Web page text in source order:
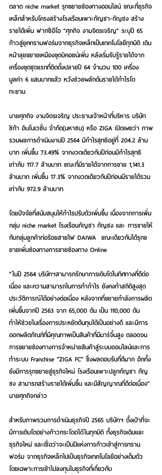
ตลาด niche market รุกขยายช่องทางออนไลน์ ขณะที่ธุรกิจ
เหล็กสำหรับโครงสร้างโรงเรือนเพาะกัญชา-กัญชง สร้าง
รายได้เพิ่ม ฟากซีอีโอ "ศุภกิจ งามจิตรเจริญ" ระบุปี 65
ก้าวสู่ยุคทรานฟอร์มจากธุรกิจเหล็กเป็นเทคโนโลยีทุกมิติ เดิน
หน้าลุยขยายเหมืองขุดบิคอยน์เพิ่ม หลังเริ่มรับรู้รายได้จาก
เครื่องขุดชุดแรกที่ติดตั้งปลายปี 64 จำนวน 100 เครื่อง
มูลค่า 6 แสนบาทแล้ว หวังช่วยผลักดันรายได้กำไรโต
ทะยาน
นายศุภกิจ งามจิตรเจริญ ประธานเจ้าหน้าที่บริหาร บริษัท
ซิก้า อินโนเวชั่น จำกัด(มหาชน) หรือ ZIGA เปิดเผยว่า ภาพ
รวมผลการดำเนินงานปี 2564 มีกำไรสุทธิอยู่ที่ 204.2 ล้าน
บาท เพิ่มขึ้น 73.49% จากงวดเดียวกันปีก่อนมีกำไรสุทธิ
เท่ากับ 117.7 ล้านบาท ขณะที่มีรายได้จากการขาย 1,141.3
ล้านบาท เพิ่มขึ้น 17.3% จากงวดเดียวกันปีก่อนมีรายได้รวม
เท่ากับ 972.9 ล้านบาท
โดยปัจจัยที่สนับสนุนให้กำไรปรับตัวเพิ่มขึ้น เนื่องจากการเพิ่ม
กลุ่ม niche market โรงเรือนกัญชา กัญชง และ การขายให้
กับกลุ่มลูกค้าท่อร้อยสายไฟ DAIWA  ขณะเดียวกันได้รุกข
ยายเพิ่มช่องทางการขายช่องทาง Online
"ในปี 2564 บริษัทฯสามารถรักษาการเติบโตในทิศทางที่ดีต่อ
เนื่อง และความสามารถในการทำกำไร ยังคงทำสถิติสูงสุด
ประวัติการณ์ได้อย่างต่อเนื่อง หลังจากที่ขยายกำลังการผลิต
เพิ่มขึ้นจากปี 2563 จาก 65,000 ตัน เป็น 110,000 ตัน
ทำให้ช่วยในเรื่องการประหยัดต้นทุนได้เป็นอย่างดี และมีการ
ออกผลิตภัณฑ์ที่มีคุณภาพเป็นสินค้าที่มีมาร์จิ้นสูง ตลอดจน
การขยายช่องทางการจำหน่ายสินค้าสู่ระบบออนไลน์และการ
ทำระบบ Franchise “ZIGA FC” ซึ่งผลตอบรับที่ดีมาก อีกทั้ง
ยังมีการรุกขยายสู่ธุรกิจใหม่ โรงเรือนเพาะปลูกกัญชา กัญ
ชง สามารถสร้างรายได้เพิ่มขึ้น และมีสัญญาณที่ดีต่อเนื่อง"
นายศุภกิจกล่าว
สำหรับภาพรวมการดำเนินธุรกิจปี 2565 บริษัทฯ ตั้งเป้าที่จะ
มีการเติบโตอย่างก้าวกระโดดได้ในทุกมิติ ทั้งธุรกิจเดิมและ
ธุรกิจใหม่ และเชื่อว่าจะเป็นปีแห่งการก้าวเข้าสู่การทราน
ฟอร์ม จากธุรกิจเหล็กไปเป็นธุรกิจเทคโนโลยีอย่างเต็มตัว
โดยเฉพาะการเข้าไปลงทุนในธุรกิจที่เกี่ยวกับ